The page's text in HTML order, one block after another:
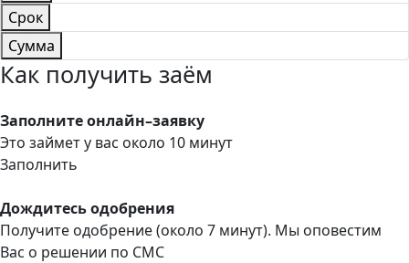
Срок
Сумма
Как получить заём
Заполните онлайн–заявку
Это займет у вас около 10 минут
Заполнить
Дождитесь одобрения
Получите одобрение (около 7 минут). Мы оповестим
Вас о решении по СМС